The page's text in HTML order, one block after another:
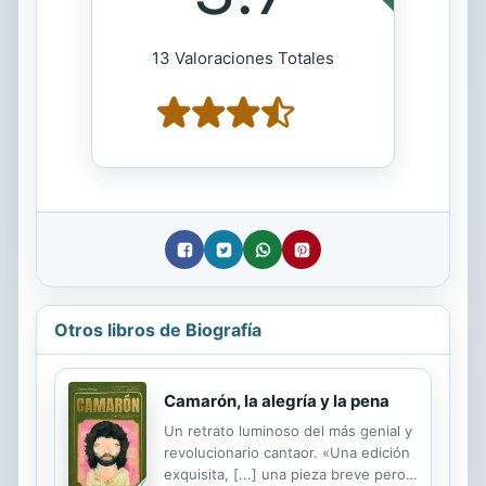
13 Valoraciones Totales
Otros libros de Biografía
Camarón, la alegría y la pena
Un retrato luminoso del más genial y
revolucionario cantaor. «Una edición
exquisita, [...] una pieza breve pero